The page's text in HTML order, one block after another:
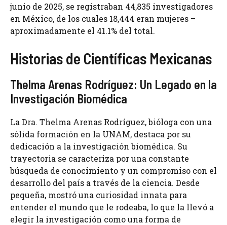
junio de 2025, se registraban 44,835 investigadores
en México, de los cuales 18,444 eran mujeres –
aproximadamente el 41.1% del total.
Historias de Científicas Mexicanas
Thelma Arenas Rodríguez: Un Legado en la
Investigación Biomédica
La Dra. Thelma Arenas Rodríguez, bióloga con una
sólida formación en la UNAM, destaca por su
dedicación a la investigación biomédica. Su
trayectoria se caracteriza por una constante
búsqueda de conocimiento y un compromiso con el
desarrollo del país a través de la ciencia. Desde
pequeña, mostró una curiosidad innata para
entender el mundo que le rodeaba, lo que la llevó a
elegir la investigación como una forma de